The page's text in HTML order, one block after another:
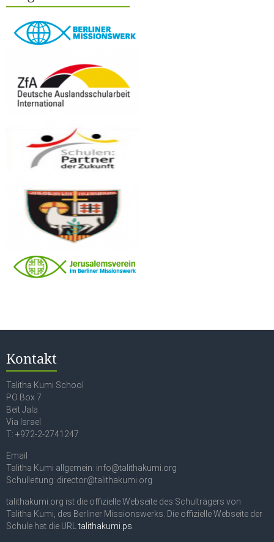
Kontakt
Talitha Kumi School
PO Box 7
Beit Jala
Via Israel
T: +972-2-2741247
Email
Talitha Kumi allgemein: info@talithakumi.org
Schulleitung: director@talithakumi.org
talithakumi.org ist die offizielle Webseite des Schulträgers von
Talitha Kumi, des Berliner Missionswerks. Die offizielle Webseite der
Schule hat die URLtalithakumi.ps.